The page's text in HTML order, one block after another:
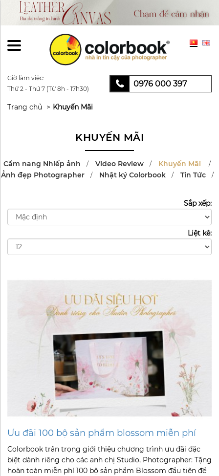
Giờ làm việc:
Thứ 2 - Thứ 7 (Từ 8h - 17h30)
0976 000 397
Trang chủ Khuyến Mãi
KHUYẾN MÃI
Cẩm nang Nhiếp ảnh Video Review
Khuyến Mãi
Ảnh đẹp Photographer
Nhật ký Colorbook Tin Tức
Sắp xếp:
Liệt kê:
Ưu đãi 100 bộ sản phẩm blossom miễn phí
Colorbook trân trọng giới thiệu chương trình ưu đãi đặc
biệt dành riêng cho các anh chị Studio, Photographer: Tặng
hoàn toàn miễn phí 100 bộ sản phẩm Blossom đầu tiên để